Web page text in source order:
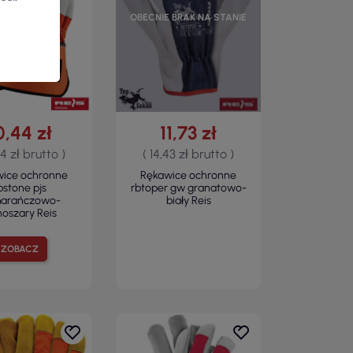
ZOBACZ
zł
zł brutto )
ochronne
pjs
Reis
OBECNIE BRAK NA STANIE
11,73 zł
( 14,43 zł brutto )
Rękawice ochronne
rbtoper gw granatowo-
biały Reis